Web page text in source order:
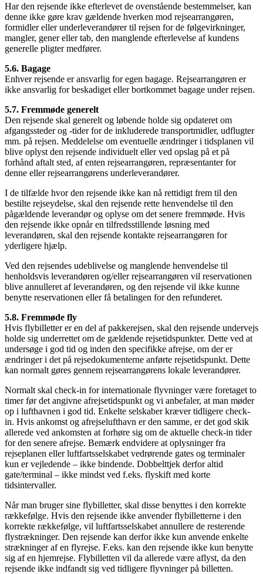
Har den rejsende ikke efterlevet de ovenstående bestemmelser, kan
denne ikke gøre krav gældende hverken mod rejsearrangøren,
formidler eller underleverandører til rejsen for de følgevirkninger,
mangler, gener eller tab, den manglende efterlevelse af kundens
generelle pligter medfører.
5.6. Bagage
Enhver rejsende er ansvarlig for egen bagage. Rejsearrangøren er
ikke ansvarlig for beskadiget eller bortkommet bagage under rejsen.
5.7. Fremmøde generelt
Den rejsende skal generelt og løbende holde sig opdateret om
afgangssteder og -tider for de inkluderede transportmidler, udflugter
mm. på rejsen. Meddelelse om eventuelle ændringer i tidsplanen vil
blive oplyst den rejsende individuelt eller ved opslag på et på
forhånd aftalt sted, af enten rejsearrangøren, repræsentanter for
denne eller rejsearrangørens underleverandører.
I de tilfælde hvor den rejsende ikke kan nå rettidigt frem til den
bestilte rejseydelse, skal den rejsende rette henvendelse til den
pågældende leverandør og oplyse om det senere fremmøde. Hvis
den rejsende ikke opnår en tilfredsstillende løsning med
leverandøren, skal den rejsende kontakte rejsearrangøren for
yderligere hjælp.
Ved den rejsendes udeblivelse og manglende henvendelse til
henholdsvis leverandøren og/eller rejsearrangøren vil reservationen
blive annulleret af leverandøren, og den rejsende vil ikke kunne
benytte reservationen eller få betalingen for den refunderet.
5.8. Fremmøde fly
Hvis flybilletter er en del af pakkerejsen, skal den rejsende undervejs
holde sig underrettet om de gældende rejsetidspunkter. Dette ved at
undersøge i god tid og inden den specifikke afrejse, om der er
ændringer i det på rejsedokumenterne anførte rejsetidspunkt. Dette
kan normalt gøres gennem rejsearrangørens lokale leverandører.
Normalt skal check-in for internationale flyvninger være foretaget to
timer før det angivne afrejsetidspunkt og vi anbefaler, at man møder
op i lufthavnen i god tid. Enkelte selskaber kræver tidligere check-
in. Hvis ankomst og afrejselufthavn er den samme, er det god skik
allerede ved ankomsten at forhøre sig om de aktuelle check-in tider
for den senere afrejse. Bemærk endvidere at oplysninger fra
rejseplanen eller luftfartsselskabet vedrørende gates og terminaler
kun er vejledende – ikke bindende. Dobbelttjek derfor altid
gate/terminal – ikke mindst ved f.eks. flyskift med korte
tidsintervaller.
Når man bruger sine flybilletter, skal disse benyttes i den korrekte
rækkefølge. Hvis den rejsende ikke anvender flybilletterne i den
korrekte rækkefølge, vil luftfartsselskabet annullere de resterende
flystrækninger. Den rejsende kan derfor ikke kun anvende enkelte
strækninger af en flyrejse. F.eks. kan den rejsende ikke kun benytte
sig af en hjemrejse. Flybilletten vil da allerede være aflyst, da den
rejsende ikke indfandt sig ved tidligere flyvninger på billetten.